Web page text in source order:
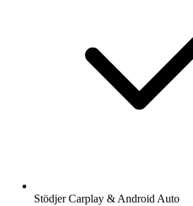
Stödjer Carplay & Android Auto